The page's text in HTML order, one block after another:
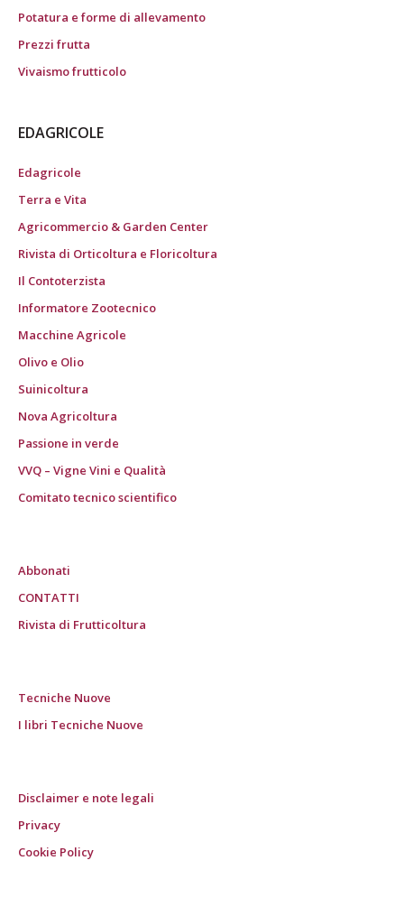
Potatura e forme di allevamento
Prezzi frutta
Vivaismo frutticolo
EDAGRICOLE
Edagricole
Terra e Vita
Agricommercio & Garden Center
Rivista di Orticoltura e Floricoltura
Il Contoterzista
Informatore Zootecnico
Macchine Agricole
Olivo e Olio
Suinicoltura
Nova Agricoltura
Passione in verde
VVQ – Vigne Vini e Qualità
Comitato tecnico scientifico
Abbonati
CONTATTI
Rivista di Frutticoltura
Tecniche Nuove
I libri Tecniche Nuove
Disclaimer e note legali
Privacy
Cookie Policy